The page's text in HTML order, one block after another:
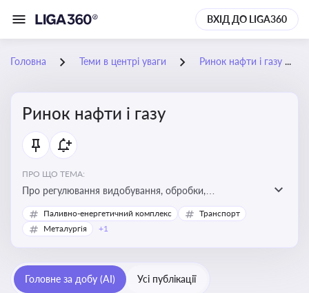
ВХІД ДО LIGA360
Головна Теми в центрі уваги Ринок нафти і газу
Ринок нафти і газу
ПРО ЩО ТЕМА:
Про регулювання видобування, обробки,
транспортування та реалізації нафти й природного
газу, що критично важливо для енергетичної безпеки,
Паливно-енергетичний комплекс
Транспорт
Металургія
+1
Головне за добу (AI) Усі публікації